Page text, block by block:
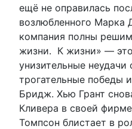
ещё не оправилась
возлюбленного Марка
компания полны
жизни. К жизни» —
унизительные неудачи
трогательные победы
Бридж. Хью Грант
Кливера в своей
Томпсон блистает в